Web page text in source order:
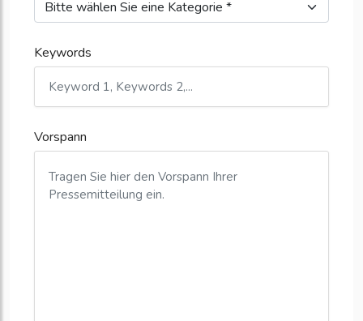
Keywords
Vorspann